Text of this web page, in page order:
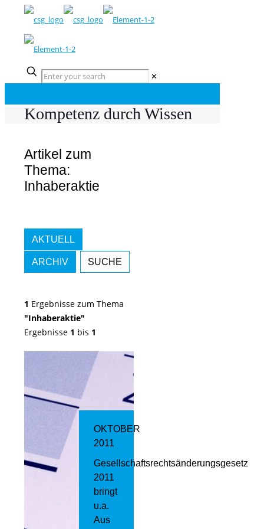
✕
Kompetenz durch Wissen
Artikel zum
Thema:
Inhaberaktie
AKTUELL
ARCHIV SUCHE
1 Ergebnisse zum Thema
"Inhaberaktie"
Ergebnisse 1 bis 1
OKTOBER
2011
Gesellschaftsrechtsänderungsgesetz
2011
bringt
u.a.
Aus